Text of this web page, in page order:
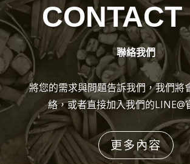
CONTACT
聯絡我們
將您的需求與問題告訴我們，我們將
絡，或者直接加入我們的LINE@
更多內容